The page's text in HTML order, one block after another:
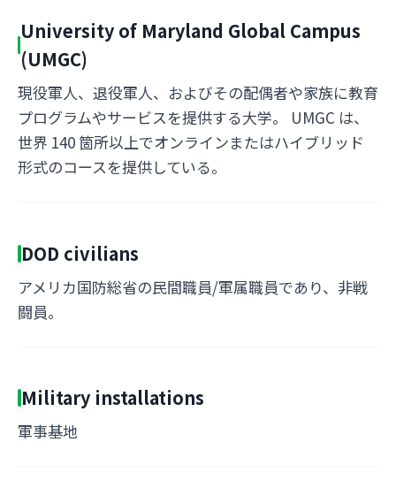
University of Maryland Global Campus
(UMGC)
現役軍人、退役軍人、およびその配偶者や家族に教育
プログラムやサービスを提供する大学。 UMGC は、
世界 140 箇所以上でオンラインまたはハイブリッド
形式のコースを提供している。
DOD civilians
アメリカ国防総省の民間職員/軍属職員であり、非戦
闘員。
Military installations
軍事基地